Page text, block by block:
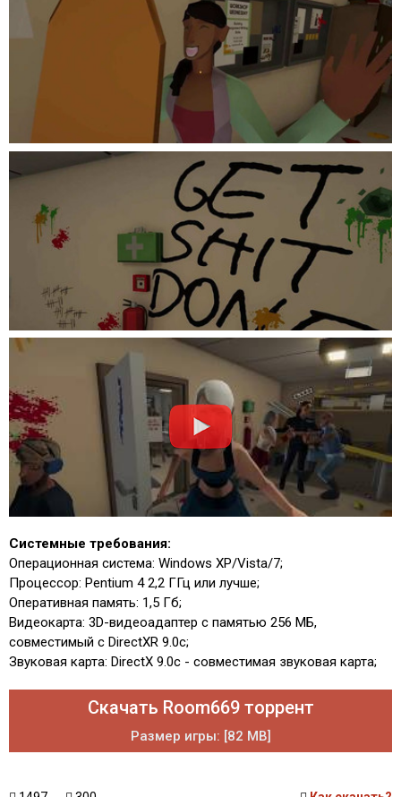
Системные требования:
Операционная система: Windows XP/Vista/7;
Процессор: Pentium 4 2,2 ГГц или лучше;
Оперативная память: 1,5 Гб;
Видеокарта: 3D-видеоадаптер с памятью 256 МБ,
совместимый с DirectXR 9.0c;
Звуковая карта: DirectX 9.0с - совместимая звуковая карта;
Скачать Room669 торрент
Размер игры: [82 MB]